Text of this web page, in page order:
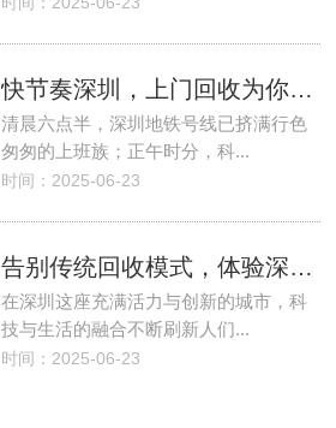
快节奏深圳，上门回收为你节省每一份精力
清晨六点半，深圳地铁号线已挤满行色
匆匆的上班族；正午时分，科...
时间：2025-06-23
告别传统回收模式，体验深圳上门服务的魅力
在深圳这座充满活力与创新的城市，科
技与生活的融合不断刷新人们...
时间：2025-06-23